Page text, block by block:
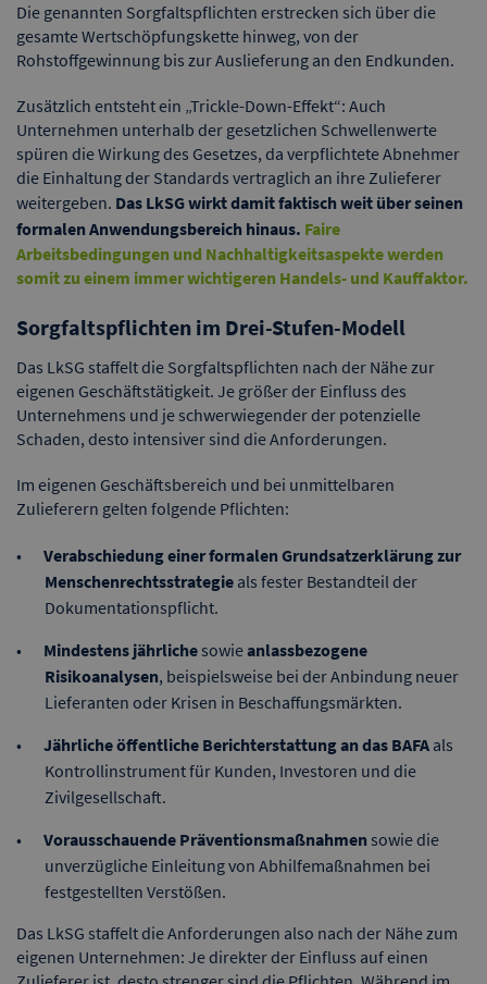
Die genannten Sorgfaltspflichten erstrecken sich über die
gesamte Wertschöpfungskette hinweg, von der
Rohstoffgewinnung bis zur Auslieferung an den Endkunden.
Zusätzlich entsteht ein „Trickle-Down-Effekt“: Auch
Unternehmen unterhalb der gesetzlichen Schwellenwerte
spüren die Wirkung des Gesetzes, da verpflichtete Abnehmer
die Einhaltung der Standards vertraglich an ihre Zulieferer
weitergeben. Das LkSG wirkt damit faktisch weit über seinen
formalen Anwendungsbereich hinaus. Faire
Arbeitsbedingungen und Nachhaltigkeitsaspekte werden
somit zu einem immer wichtigeren Handels- und Kauffaktor.
Sorgfaltspflichten im Drei-Stufen-Modell
Das LkSG staffelt die Sorgfaltspflichten nach der Nähe zur
eigenen Geschäftstätigkeit. Je größer der Einfluss des
Unternehmens und je schwerwiegender der potenzielle
Schaden, desto intensiver sind die Anforderungen.
Im eigenen Geschäftsbereich und bei unmittelbaren
Zulieferern gelten folgende Pflichten:
Verabschiedung einer formalen Grundsatzerklärung zur
Menschenrechtsstrategie als fester Bestandteil der
Dokumentationspflicht.
Mindestens jährlichesowieanlassbezogene
Risikoanalysen, beispielsweise bei der Anbindung neuer
Lieferanten oder Krisen in Beschaffungsmärkten.
Jährliche öffentliche Berichterstattung an das BAFA als
Kontrollinstrument für Kunden, Investoren und die
Zivilgesellschaft.
Vorausschauende Präventionsmaßnahmensowie die
unverzügliche Einleitung von Abhilfemaßnahmen bei
festgestellten Verstößen.
Das LkSG staffelt die Anforderungen also nach der Nähe zum
eigenen Unternehmen: Je direkter der Einfluss auf einen